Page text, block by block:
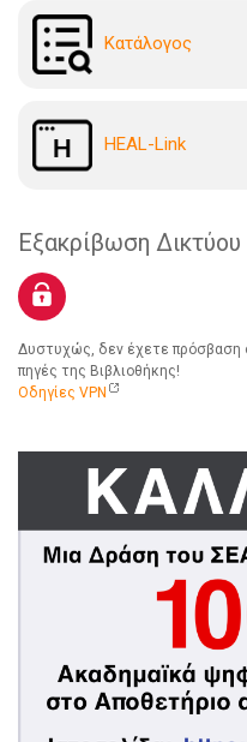
Kατάλογoς
HEAL-Link
Εξακρίβωση Δικτύου
Δυστυχώς, δεν έχετε πρόσβαση
πηγές της Βιβλιοθήκης!
Οδηγίες VPN